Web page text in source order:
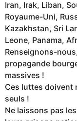
Iran, Irak, Liban,
Royaume-Uni,
Kazakhstan, Sri
Leone, Panama,
Renseignons-
propagande
massives !
Ces luttes doivent
seuls !
Ne laissons pas